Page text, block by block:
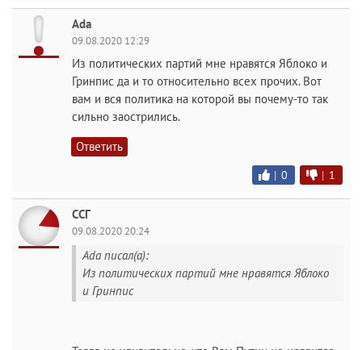
Ada
09.08.2020 12:29
Из политических партий мне нравятся Яблоко и
Гринпис да и то относительно всех прочих. Вот
вам и вся политика на которой вы почему-то так
сильно заострились.
Ответить
| 0 | 1
ССГ
09.08.2020 20:24
Ada писал(а):
Из политических партий мне нравятся Яблоко
и Гринпис